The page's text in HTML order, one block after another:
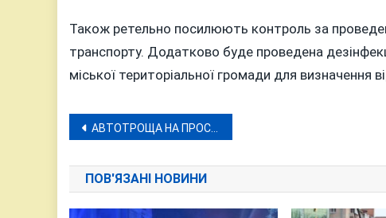
Також ретельно посилюють контроль за
транспорту. Додатково буде проведена
міської територіальної громади для визначення
Навігація
записів
АВТОТРОЩА НА ПРОСПЕКТІ ЮНОСТІ
ПОВ'ЯЗАНІ НОВИНИ